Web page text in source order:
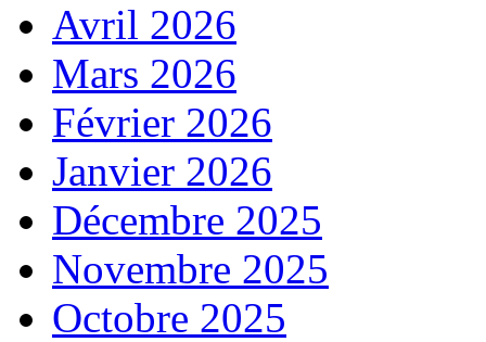
Avril 2026
Mars 2026
Février 2026
Janvier 2026
Décembre 2025
Novembre 2025
Octobre 2025